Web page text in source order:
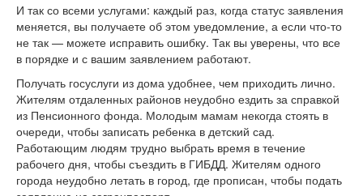
И так со всеми услугами: каждый раз, когда статус заявления
меняется, вы получаете об этом уведомление, а если что-то
не так — можете исправить ошибку. Так вы уверены, что все
в порядке и с вашим заявлением работают.
Получать госуслуги из дома удобнее, чем приходить лично.
Жителям отдаленных районов неудобно ездить за справкой
из Пенсионного фонда. Молодым мамам некогда стоять в
очереди, чтобы записать ребенка в детский сад.
Работающим людям трудно выбрать время в течение
рабочего дня, чтобы съездить в ГИБДД. Жителям одного
города неудобно летать в город, где прописан, чтобы подать